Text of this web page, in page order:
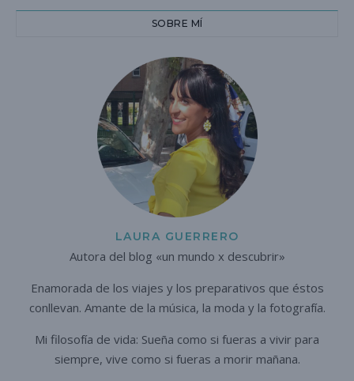
SOBRE MÍ
LAURA GUERRERO
Autora del blog «un mundo x descubrir»
Enamorada de los viajes y los preparativos que éstos
conllevan. Amante de la música, la moda y la fotografía.
Mi filosofía de vida: Sueña como si fueras a vivir para
siempre, vive como si fueras a morir mañana.